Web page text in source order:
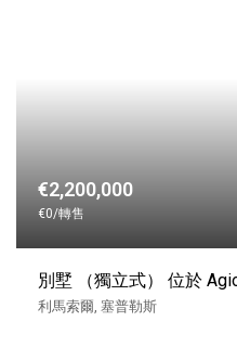
€2,200,000
€0/轉售
利馬索爾, 塞普勒斯